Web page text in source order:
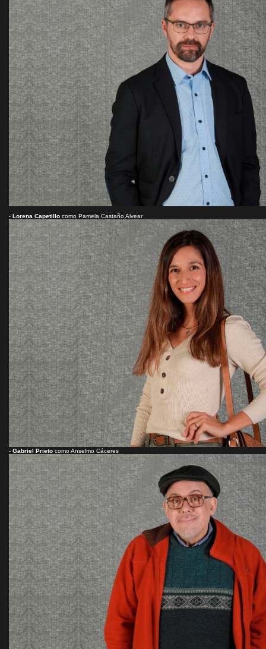
- Lorena Capetillo como Pamela Castaño Alvear
- Gabriel Prieto como Anselmo Cáceres